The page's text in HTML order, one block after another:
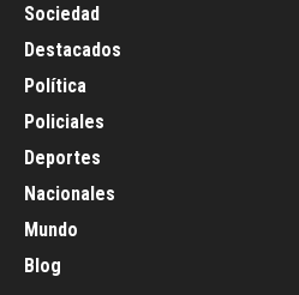
Sociedad
Destacados
Política
Policiales
Deportes
Nacionales
Mundo
Blog